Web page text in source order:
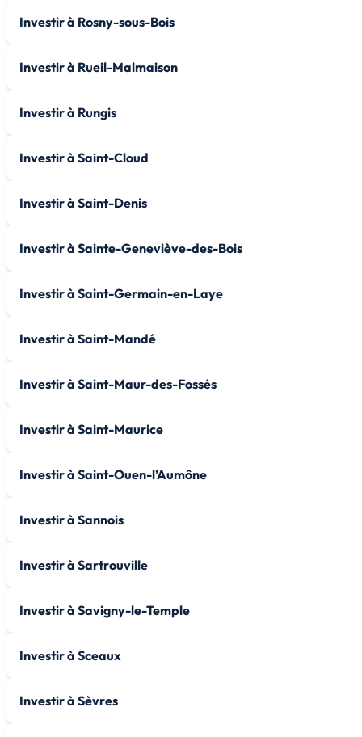
Investir à Rosny-sous-Bois
Investir à Rueil-Malmaison
Investir à Rungis
Investir à Saint-Cloud
Investir à Saint-Denis
Investir à Sainte-Geneviève-des-Bois
Investir à Saint-Germain-en-Laye
Investir à Saint-Mandé
Investir à Saint-Maur-des-Fossés
Investir à Saint-Maurice
Investir à Saint-Ouen-l’Aumône
Investir à Sannois
Investir à Sartrouville
Investir à Savigny-le-Temple
Investir à Sceaux
Investir à Sèvres